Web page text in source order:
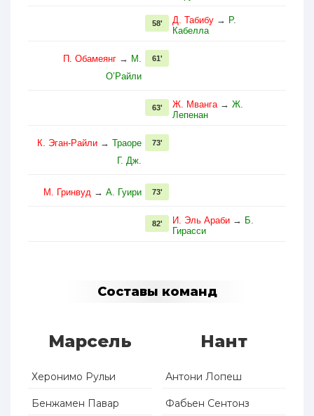
Д. Табибу → Р.
Кабелла
58'
П. Обамеянг → М.
О’Райли
61'
Ж. Мванга→ Ж.
Лепенан
63'
К. Эган-Райли → Траоре
Г. Дж.
73'
М. Гринвуд → А. Гуири 73'
И. Эль Араби → Б.
Гирасси
82'
Составы команд
Марсель
Херонимо Рульи
Бенжамен Павар
Нант
Антони Лопеш
Фабьен Сентонз